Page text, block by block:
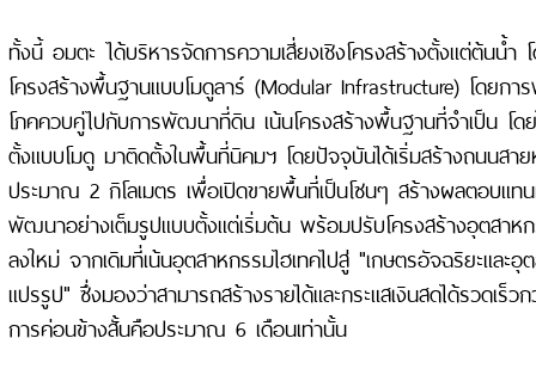
ทั้งนี้ อมตะ ได้บริหารจัดการความเสี่ยงเชิงโครงสร้างตั้งแต่ต้นน้
โครงสร้างพื้นฐานแบบโมดูลาร์ (Modular Infrastructure) โดย
โภคควบคู่ไปกับการพัฒนาที่ดิน เน้นโครงสร้างพื้นฐานที่จำเป็น โด
ตั้งแบบโมดู มาติดตั้งในพื้นที่นิคมฯ โดยปัจจุบันได้เริ่มสร้างถนนสาย
ประมาณ 2 กิโลเมตร เพื่อเปิดขายพื้นที่เป็นโซนๆ สร้างผลตอบแท
พัฒนาอย่างเต็มรูปแบบตั้งแต่เริ่มต้น พร้อมปรับโครงสร้างอุตสาหก
ลงใหม่ จากเดิมที่เน้นอุตสาหกรรมไฮเทคไปสู่ "เกษตรอัจฉริยะและ
แปรรูป" ซึ่งมองว่าสามารถสร้างรายได้และกระแสเงินสดได้รวดเร็วก
การค่อนข้างสั้นคือประมาณ 6 เดือนเท่านั้น